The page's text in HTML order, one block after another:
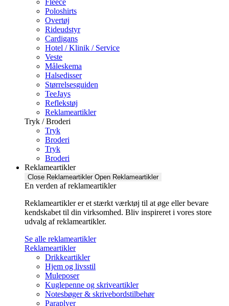
Poloshirts
Overtøj
Rideudstyr
Cardigans
Hotel / Klinik / Service
Veste
Måleskema
Halsedisser
Størrelsesguiden
TeeJays
Reflekstøj
Reklameartikler
Tryk / Broderi
Tryk
Broderi
Tryk
Broderi
Reklameartikler
Close Reklameartikler Open Reklameartikler
En verden af reklameartikler ​
Reklameartikler er et stærkt værktøj til at øge eller bevare
kendskabet til din virksomhed. Bliv inspireret i vores store
udvalg af reklameartikler.
Se alle reklameartikler
Reklameartikler
Drikkeartikler
Hjem og livsstil
Muleposer
Kuglepenne og skriveartikler
Notesbøger & skrivebordstilbehør
Paraplyer